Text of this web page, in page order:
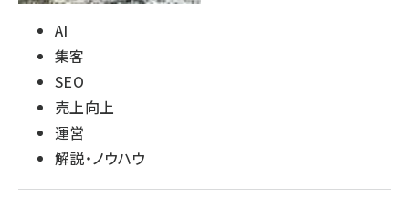
AI
集客
SEO
売上向上
運営
解説・ノウハウ